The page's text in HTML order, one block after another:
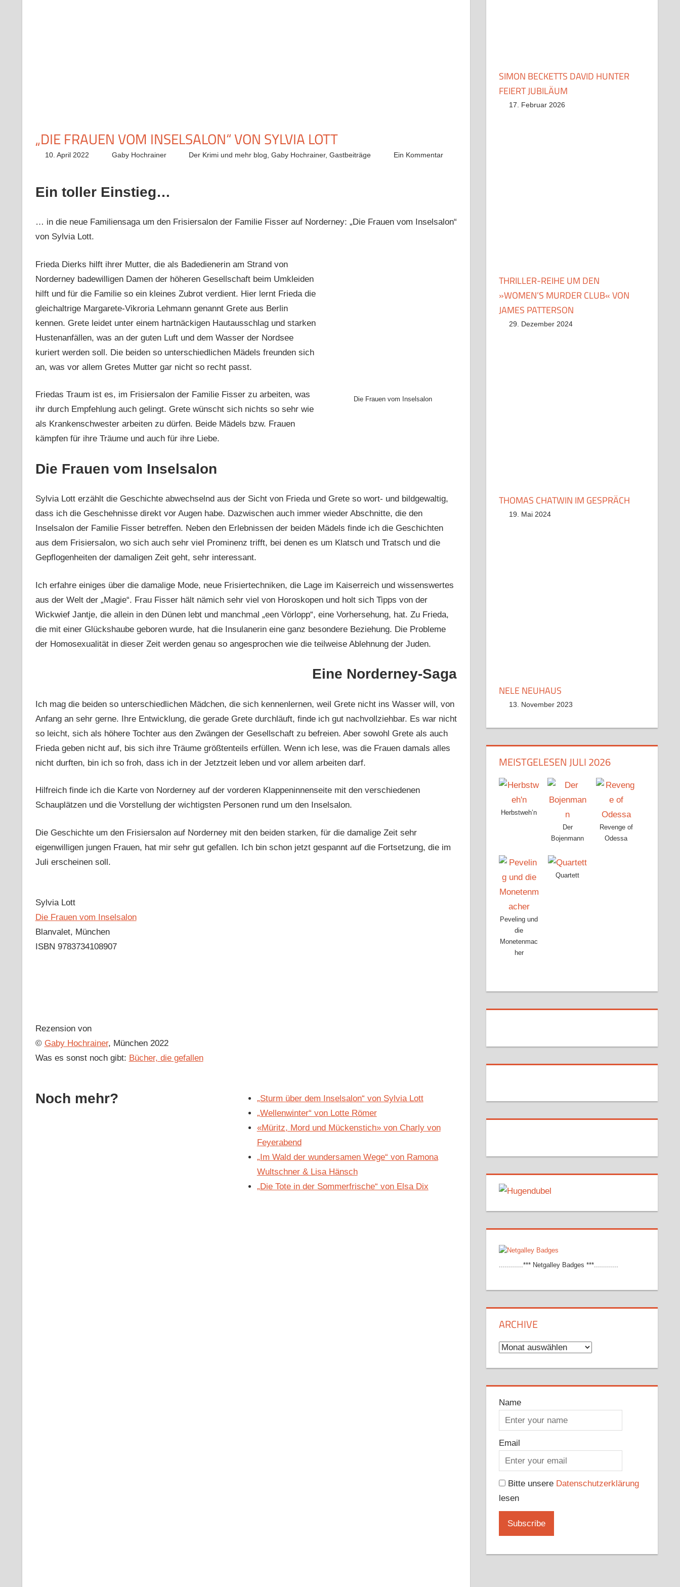
„DIE FRAUEN VOM INSELSALON“ VON SYLVIA LOTT
10. April 2022 Gaby Hochrainer Der Krimi und mehr blog ,Gaby Hochrainer,Gastbeiträge Ein Kommentar
Ein toller Einstieg…
… in die neue Familiensaga um den Frisiersalon der Familie Fisser auf Norderney: „Die Frauen vom Inselsalon“
von Sylvia Lott.
Die Frauen vom Inselsalon
Frieda Dierks hilft ihrer Mutter, die als Badedienerin am Strand von
Norderney badewilligen Damen der höheren Gesellschaft beim Umkleiden
hilft und für die Familie so ein kleines Zubrot verdient. Hier lernt Frieda die
gleichaltrige Margarete-Vikroria Lehmann genannt Grete aus Berlin
kennen. Grete leidet unter einem hartnäckigen Hautausschlag und starken
Hustenanfällen, was an der guten Luft und dem Wasser der Nordsee
kuriert werden soll. Die beiden so unterschiedlichen Mädels freunden sich
an, was vor allem Gretes Mutter gar nicht so recht passt.
Friedas Traum ist es, im Frisiersalon der Familie Fisser zu arbeiten, was
ihr durch Empfehlung auch gelingt. Grete wünscht sich nichts so sehr wie
als Krankenschwester arbeiten zu dürfen. Beide Mädels bzw. Frauen
kämpfen für ihre Träume und auch für ihre Liebe.
Die Frauen vom Inselsalon
Sylvia Lott erzählt die Geschichte abwechselnd aus der Sicht von Frieda und Grete so wort- und bildgewaltig,
dass ich die Geschehnisse direkt vor Augen habe. Dazwischen auch immer wieder Abschnitte, die den
Inselsalon der Familie Fisser betreffen. Neben den Erlebnissen der beiden Mädels finde ich die Geschichten
aus dem Frisiersalon, wo sich auch sehr viel Prominenz trifft, bei denen es um Klatsch und Tratsch und die
Gepflogenheiten der damaligen Zeit geht, sehr interessant.
Ich erfahre einiges über die damalige Mode, neue Frisiertechniken, die Lage im Kaiserreich und wissenswertes
aus der Welt der „Magie“. Frau Fisser hält nämich sehr viel von Horoskopen und holt sich Tipps von der
Wickwief Jantje, die allein in den Dünen lebt und manchmal „een Vörlopp“, eine Vorhersehung, hat. Zu Frieda,
die mit einer Glückshaube geboren wurde, hat die Insulanerin eine ganz besondere Beziehung. Die Probleme
der Homosexualität in dieser Zeit werden genau so angesprochen wie die teilweise Ablehnung der Juden.
Eine Norderney-Saga
Ich mag die beiden so unterschiedlichen Mädchen, die sich kennenlernen, weil Grete nicht ins Wasser will, von
Anfang an sehr gerne. Ihre Entwicklung, die gerade Grete durchläuft, finde ich gut nachvollziehbar. Es war nicht
so leicht, sich als höhere Tochter aus den Zwängen der Gesellschaft zu befreien. Aber sowohl Grete als auch
Frieda geben nicht auf, bis sich ihre Träume größtenteils erfüllen. Wenn ich lese, was die Frauen damals alles
nicht durften, bin ich so froh, dass ich in der Jetztzeit leben und vor allem arbeiten darf.
Hilfreich finde ich die Karte von Norderney auf der vorderen Klappeninnenseite mit den verschiedenen
Schauplätzen und die Vorstellung der wichtigsten Personen rund um den Inselsalon.
Die Geschichte um den Frisiersalon auf Norderney mit den beiden starken, für die damalige Zeit sehr
eigenwilligen jungen Frauen, hat mir sehr gut gefallen. Ich bin schon jetzt gespannt auf die Fortsetzung, die im
Juli erscheinen soll.
Sylvia Lott
Die Frauen vom Inselsalon
Blanvalet, München
ISBN 9783734108907
Rezension von
© Gaby Hochrainer, München 2022
Was es sonst noch gibt: Bücher, die gefallen
Noch mehr?
„Sturm über dem Inselsalon“ von Sylvia Lott
„Wellenwinter“ von Lotte Römer
«Müritz, Mord und Mückenstich» von Charly von
Feyerabend
„Im Wald der wundersamen Wege“ von Ramona
Wultschner & Lisa Hänsch
„Die Tote in der Sommerfrische“ von Elsa Dix
SIMON BECKETTS DAVID HUNTER
FEIERT JUBILÄUM
17. Februar 2026
THRILLER-REIHE UM DEN
»WOMEN’S MURDER CLUB« VON
JAMES PATTERSON
29. Dezember 2024
THOMAS CHATWIN IM GESPRÄCH
19. Mai 2024
NELE NEUHAUS
13. November 2023
MEISTGELESEN JULI 2026
Herbstweh’n
Der
Bojenmann
Revenge of
Odessa
Peveling und
die
Monetenmac
her
Quartett
............*** Netgalley Badges ***............
ARCHIVE
Archive
Name
Email
Bitte unsere Datenschutzerklärung
lesen